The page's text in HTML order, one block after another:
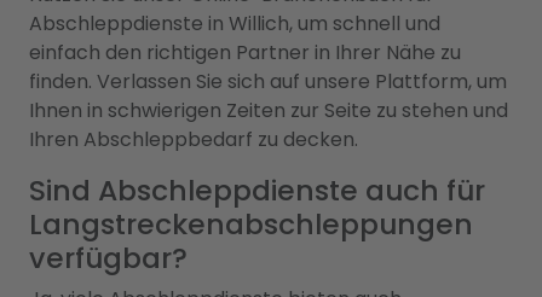
Abschleppdienste in Willich, um schnell und
einfach den richtigen Partner in Ihrer Nähe zu
finden. Verlassen Sie sich auf unsere Plattform, um
Ihnen in schwierigen Zeiten zur Seite zu stehen und
Ihren Abschleppbedarf zu decken.
Sind Abschleppdienste auch für
Langstreckenabschleppungen
verfügbar?